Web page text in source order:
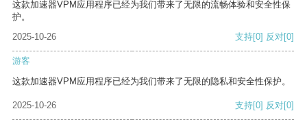
这款加速器VPM应用程序已经为我们带来了无限的流畅体验和安全性保
护。
2025-10-26
支持[0] 反对[0]
游客
这款加速器VPM应用程序已经为我们带来了无限的隐私和安全性保护。
2025-10-26 支持[0] 反对[0]